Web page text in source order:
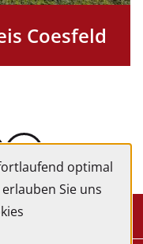
Coesfeld
optimal
Sie uns